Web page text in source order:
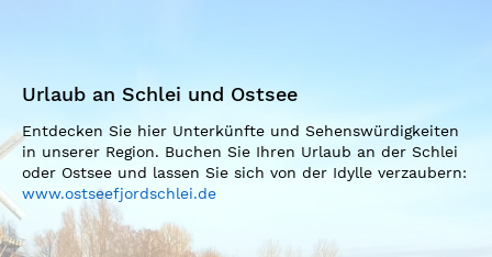
Urlaub an Schlei und Ostsee
Entdecken Sie hier Unterkünfte und Sehenswürdigkeiten
in unserer Region. Buchen Sie Ihren Urlaub an der Schlei
oder Ostsee und lassen Sie sich von der Idylle verzaubern:
www.ostseefjordschlei.de